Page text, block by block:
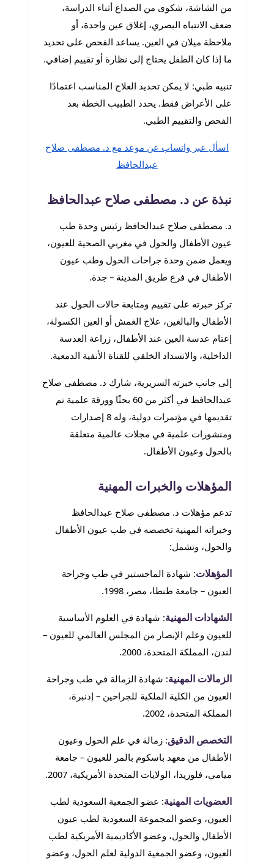
من الشاشة، شكوى من الصداع أثناء الدراسة،
ضعف الانتباه البصري، إغلاق عين واحدة، أو
ملاحظة ميلان في العين. يساعد الفحص على تحديد
ما إذا كان الطفل يحتاج إلى نظارة أو تقييم إضافي.
تنبيه طبي: لا يمكن تحديد العلاج المناسب اعتمادًا
على الأعراض فقط. يحدد الطبيب الخطة بعد
الفحص والتقييم الطبي.
اسأل عبر واتساب عن موعد مع د. مصطفى صلاح
عبدالحافظ
نبذة عن د. مصطفى صلاح عبدالحافظ
د. مصطفى صلاح عبدالحافظ رئيس وحدة طب
عيون الأطفال والحول في مغربي الصحية للعيون،
ويعمل ضمن وحدة جراحات الحول وطب عيون
الأطفال في فرع طريق المدينة – جدة.
تركز خبرته على تقييم ومتابعة حالات الحول عند
الأطفال والبالغين، علاج الغمش أو العين الكسولة،
إعتام عدسة العين عند الأطفال، زراعة العدسة
الداخلية، والانسداد الخلقي للقناة الأنفية الدمعية.
إلى جانب خبرته السريرية، شارك د. مصطفى صلاح
عبدالحافظ في أكثر من 60 بحثًا وورقة علمية تم
تقديمها في مؤتمرات دولية، وله 8 إصدارات
ومنشورات علمية في مجلات عالمية متعلقة
بالحول وعيون الأطفال.
المؤهلات والخبرات المهنية
تدعم مؤهلات د. مصطفى صلاح عبدالحافظ
وخبراته المهنية تخصصه في طب عيون الأطفال
والحول، وتشمل:
المؤهلات: شهادة الماجستير في طب وجراحة
العيون – جامعة طنطا، مصر، 1998.
الشهادات المهنية: شهادة في العلوم الأساسية
للعيون وعلم الإبصار من المجلس العالمي للعيون –
لندن، المملكة المتحدة، 2000.
الزمالات المهنية: شهادة الزمالة في طب وجراحة
العيون من الكلية الملكية للجراحين – إدنبرة،
المملكة المتحدة، 2002.
التخصص الدقيق: زمالة في علم الحول وعيون
الأطفال من معهد باسكوم بالمر للعيون – جامعة
ميامي، فلوريدا، الولايات المتحدة الأمريكية، 2007.
العضويات المهنية: عضو الجمعية السعودية لطب
العيون، وعضو المجموعة السعودية لطب عيون
الأطفال والحول، وعضو الأكاديمية الأمريكية لطب
العيون، وعضو الجمعية الدولية لعلم الحول، وعضو